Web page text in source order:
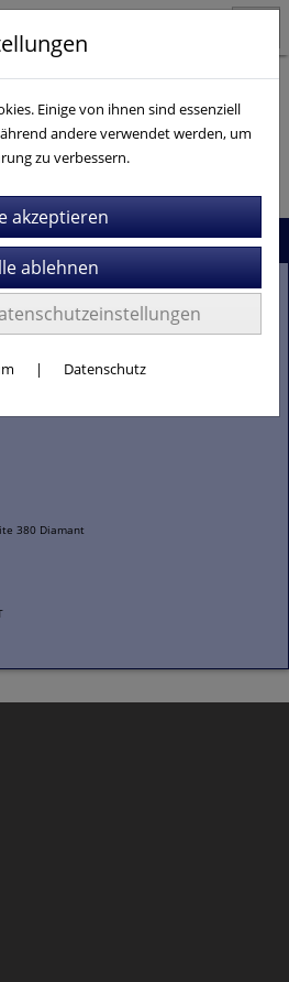
Neu im Shop
380 Diamant
gefunden.
Einige von ihnen sind essenziell
andere verwendet werden, um
zu verbessern.
| Datenschutz